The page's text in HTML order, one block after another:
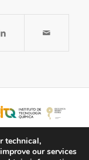
technical,
our services